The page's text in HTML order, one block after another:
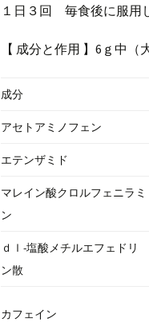
１日３回 毎食後に服用
【 成分と作用 】6ｇ中
成分
アセトアミノフェン
エテンザミド
マレイン酸クロルフェニラミ
ン
ｄｌ-塩酸メチルエフェドリ
ン散
カフェイン